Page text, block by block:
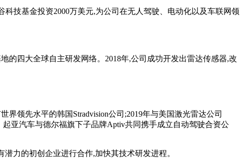
技基金投资2000万美元,为公司在无人驾驶、电动化以及车联网领
四大全球自主研发网络。2018年,公司成功开发出雷达传感器,改
领先水平的韩国Stradvision公司;2019年与美国激光雷达公司
亚汽车与德尔福旗下子品牌Aptiv共同携手成立自动驾驶合资公
力的初创企业进行合作,加快其技术研发进程。